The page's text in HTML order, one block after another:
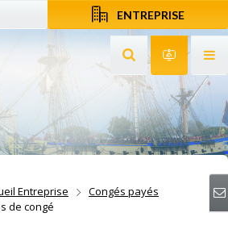
ENTREPRISE
Rechercher sur
Entreprise
Congés payés
de congé